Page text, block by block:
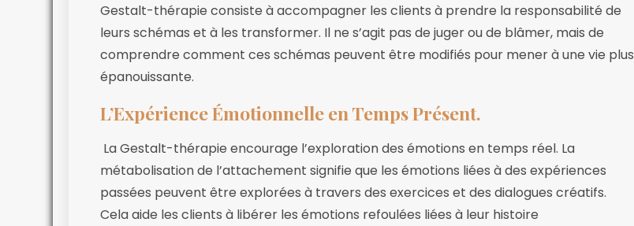
Gestalt-thérapie consiste à accompagner les clients à prendre la responsabilité de
leurs schémas et à les transformer. Il ne s’agit pas de juger ou de blâmer, mais de
comprendre comment ces schémas peuvent être modifiés pour mener à une vie plus
épanouissante.
L’Expérience Émotionnelle en Temps Présent.
La Gestalt-thérapie encourage l’exploration des émotions en temps réel. La
métabolisation de l’attachement signifie que les émotions liées à des expériences
passées peuvent être explorées à travers des exercices et des dialogues créatifs.
Cela aide les clients à libérer les émotions refoulées liées à leur histoire